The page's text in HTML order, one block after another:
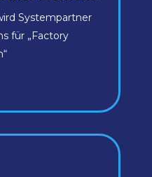
Systempartner
für „Factory